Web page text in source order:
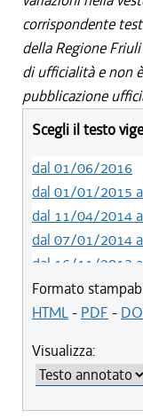
corrispondente
della Regione
di ufficialità e non
pubblicazione
Scegli il testo
dal 01/06/2016
dal 01/01/2015
dal 11/04/2014
dal 07/01/2014
dal 16/11/2013
Formato
HTML- PDF -
Visualizza: